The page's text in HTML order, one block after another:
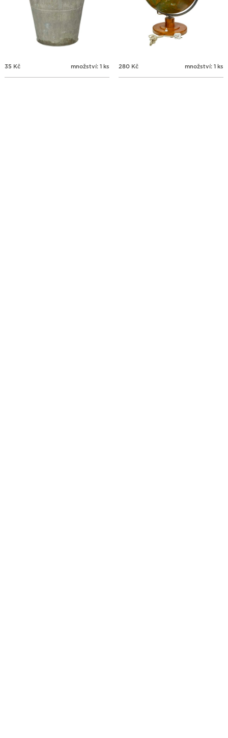
35 Kč množství: 1 ks 280 Kč množství: 1 ks